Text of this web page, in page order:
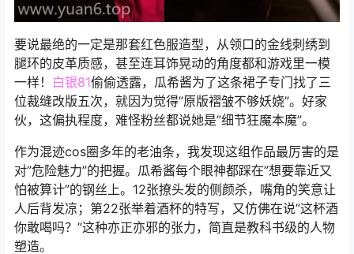
要说最绝的一定是那套红色服造型，从领口的金线刺绣到
腿环的皮革质感，甚至连耳饰晃动的角度都和游戏里一模
一样！ 白银81偷偷透露，瓜希酱为了这条裙子专门找了三
位裁缝改版五次，就因为觉得”原版褶皱不够妖娆”。好家
伙，这偏执程度，难怪粉丝都说她是”细节狂魔本魔”。
作为混迹cos圈多年的老油条，我发现这组作品最厉害的是
对”危险魅力”的把握。瓜希酱每个眼神都踩在”想要靠近又
怕被算计”的钢丝上。12张撩头发的侧颜杀，嘴角的笑意让
人后背发凉；第22张举着酒杯的特写，又仿佛在说”这杯酒
你敢喝吗？”这种亦正亦邪的张力，简直是教科书级的人物
塑造。